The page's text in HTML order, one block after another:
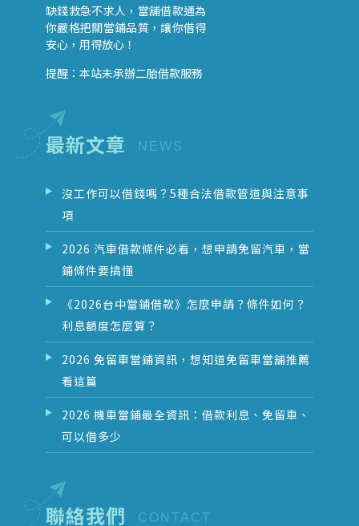
缺錢救急不求人，當舖借款通為
你嚴格把關當鋪品質，讓你借得
安心，用得放心！
提醒：本站未承辦二胎借款服務
最新文章
沒工作可以借錢嗎？5種合法借款管道與注意事
項
2026 汽車借款條件必看，想申請免留汽車，當
鋪條件要搞懂
《2026台中當鋪借款》怎麼申請？條件如何？
利息額度怎麼算？
2026 免留車當鋪資訊，想知道免留車當舖推薦
看這篇
2026 機車當鋪最全資訊：借款利息、免留車、
可以借多少
聯絡我們 CONTACT